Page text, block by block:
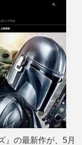
e
』の最新作が、5月